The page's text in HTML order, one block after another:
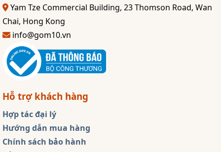
Yam Tze Commercial Building, 23 Thomson Road, Wan
Chai, Hong Kong
info@gom10.vn
Hỗ trợ khách hàng
Hợp tác đại lý
Hướng dẫn mua hàng
Chính sách bảo hành